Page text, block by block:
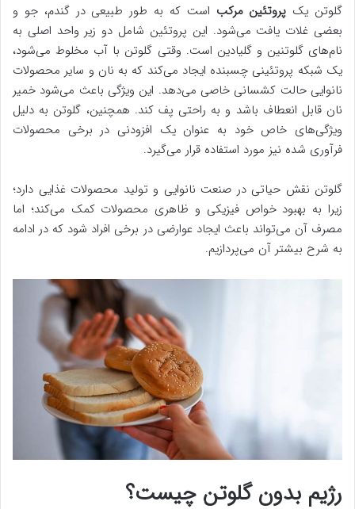
گلوتن یک پروتئین مرکب است که به طور طبیعی در گندم، جو و
بعضی غلات یافت می‌شود. این پروتئین شامل دو زیر واحد اصلی به
نام‌های گلوتنین و گلیادین است. وقتی گلوتن با آب مخلوط می‌شود،
یک شبکه پروتئینی چسبنده ایجاد می‌کند که به نان و سایر محصولات
نانوایی حالت کشسانی خاصی می‌دهد. این ویژگی باعث می‌شود خمیر
نان قابل انعطاف باشد و به راحتی پف کند. همچنین، گلوتن به دلیل
ویژگی‌های خاص خود به عنوان یک افزودنی در برخی محصولات
فرآوری شده نیز مورد استفاده قرار می‌گیرد.
گلوتن نقش حیاتی در صنعت نانوایی و تولید محصولات غذایی دارد؛
زیرا به بهبود خواص فیزیکی و ظاهری محصولات کمک می‌کند؛ اما
مصرف آن می‌تواند باعث ایجاد عوارضی در برخی افراد شود که در ادامه
به شرح بیشتر آن می‌پردازیم.
رژیم بدون گلوتن چیست؟